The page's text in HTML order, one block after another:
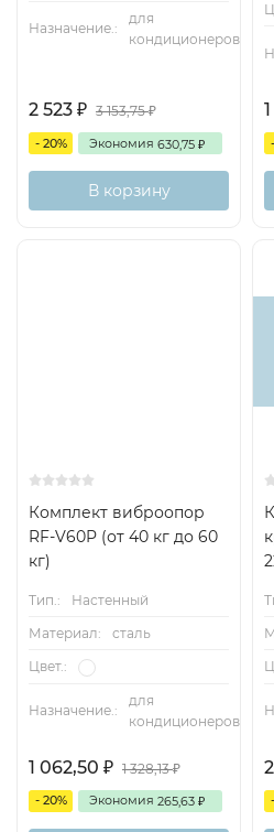
Назначение.:
для
кондиционеров
2 523 ₽ 3 153,75₽
- 20% Экономия 630,75 ₽
В корзину
Комплект виброопор
RF-V60P (от 40 кг до 60
кг)
Тип.:
Настенный
Материал:
сталь
Цвет.:
Назначение.:
для
кондиционеров
1 062,50 ₽ 1 328,13₽
- 20% Экономия 265,63 ₽